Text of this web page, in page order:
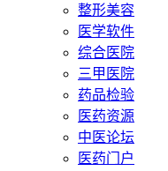
整形美容
医学软件
综合医院
三甲医院
药品检验
医药资源
中医论坛
医药门户